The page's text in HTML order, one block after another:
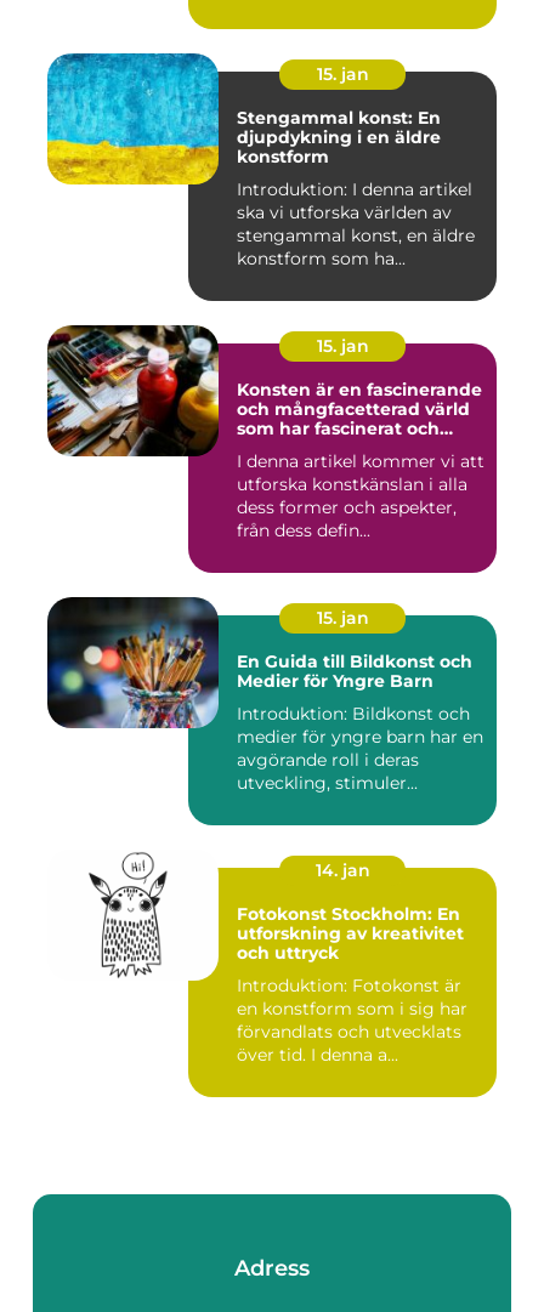
15. jan
Stengammal konst: En
djupdykning i en äldre
konstform
Introduktion: I denna artikel
ska vi utforska världen av
stengammal konst, en äldre
konstform som ha...
15. jan
Konsten är en fascinerande
och mångfacetterad värld
som har fascinerat och
århundraden
I denna artikel kommer vi att
utforska konstkänslan i alla
dess former och aspekter,
från dess defin...
15. jan
En Guida till Bildkonst och
Medier för Yngre Barn
Introduktion: Bildkonst och
medier för yngre barn har en
avgörande roll i deras
utveckling, stimuler...
14. jan
Fotokonst Stockholm: En
utforskning av kreativitet
och uttryck
Introduktion: Fotokonst är
en konstform som i sig har
förvandlats och utvecklats
över tid. I denna a...
Adress